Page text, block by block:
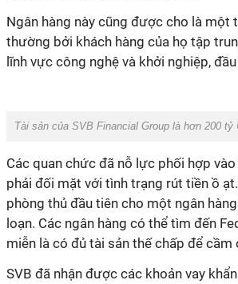
Ngân hàng này cũng được cho là một
thường bởi khách hàng của họ tập
lĩnh vực công nghệ và khởi nghiệp,
Tài sản của SVB Financial Group là hơn 200 tỷ
Các quan chức đã nỗ lực phối hợp
phải đối mặt với tình trạng rút tiền ồ
phòng thủ đầu tiên cho một ngân
loạn. Các ngân hàng có thể tìm đến
miễn là có đủ tài sản thế chấp để cầm
SVB đã nhận được các khoản vay